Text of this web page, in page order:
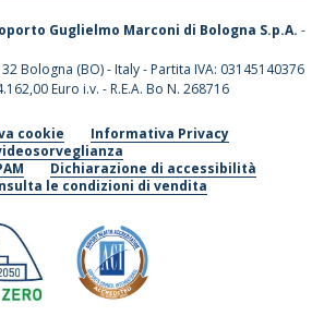
Guglielmo Marconi di Bologna S.p.A. -
Bologna (BO) - Italy - Partita IVA: 03145140376
Euro i.v. - R.E.A. Bo N. 268716
cookie
Informativa Privacy
Dichiarazione di accessibilità
le condizioni di vendita